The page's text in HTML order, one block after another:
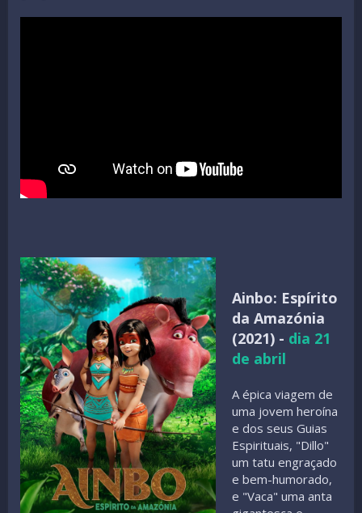
Ainbo: Espírito
da Amazónia
(2021) - dia 21
de abril
A épica viagem de
uma jovem heroína
e dos seus Guias
Espirituais, "Dillo"
um tatu engraçado
e bem-humorado,
e "Vaca" uma anta